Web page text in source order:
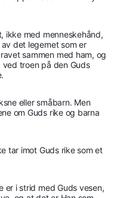
ikke med menneskehånd,
det legemet som er
sammen med ham, og
troen på den Guds
eller småbarn. Men
om Guds rike og barna
tar imot Guds rike som et
er i strid med Guds vesen,